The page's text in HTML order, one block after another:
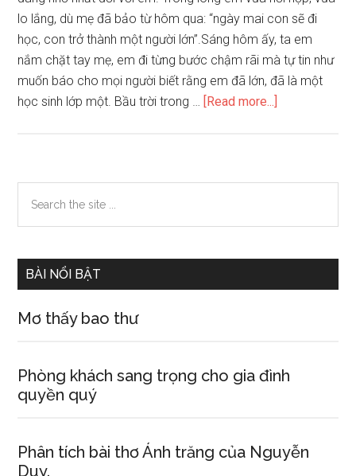
lo lắng, dù mẹ đã bảo từ hôm qua: “ngày mai con sẽ đi
học, con trở thành một người lớn”.Sáng hôm ấy, ta em
nắm chặt tay mẹ, em đi từng bước chậm rãi mà tự tin như
muốn báo cho mọi người biết rằng em đã lớn, đã là một
học sinh lớp một. Bầu trời trong … [Read more...]
niệm
đầu
học
Primary
Sidebar
the
BÀI NỔI BẬT
Mơ thấy bao thư
Phòng khách sang trọng cho gia đình
quyền quý
Phân tích bài thơ Ánh trăng của Nguyễn
Duy.